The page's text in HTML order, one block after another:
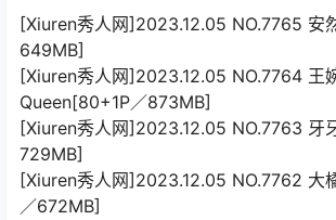
[Xiuren秀人网]2023.12.05 NO.7765 安
649MB]
[Xiuren秀人网]2023.12.05 NO.7764 王
Queen[80+1P／873MB]
[Xiuren秀人网]2023.12.05 NO.7763 牙
729MB]
[Xiuren秀人网]2023.12.05 NO.7762 大
／672MB]